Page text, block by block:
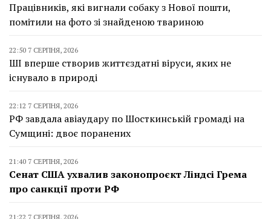
Працівників, які вигнали собаку з Нової пошти,
помітили на фото зі знайденою твариною
22:50 7 СЕРПНЯ, 2026
ШІ вперше створив життєздатні віруси, яких не
існувало в природі
22:12 7 СЕРПНЯ, 2026
РФ завдала авіаудару по Шосткинській громаді на
Сумщині: двоє поранених
21:40 7 СЕРПНЯ, 2026
Сенат США ухвалив законопроєкт Ліндсі Грема
про санкції проти РФ
21:22 7 СЕРПНЯ, 2026